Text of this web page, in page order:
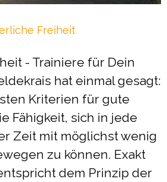
Freiheit
- Trainiere für Dein
hat einmal gesagt:
Kriterien für gute
Fähigkeit, sich in jede
Zeit mit möglichst wenig
zu können. Exakt
dem Prinzip der